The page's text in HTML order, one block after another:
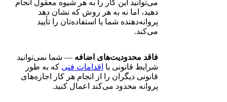
می‌توانید این کار را به هر شیوه معقول انجام
دهید، اما نه به هر روش که نشان دهد
پروانه‌دهنده شما یا استفاده‌تان را تأیید
می‌کند.
فاقد محدودیت‌های اضافه — شما نمی‌توانید
شرایط قانونی یا اقدامات فنی که به طور
قانونی دیگران را از انجام هر کار اجازه‌های
پروانه محدود می‌کند اعمال کنید.